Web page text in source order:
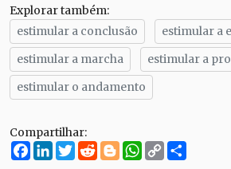
Explorar também:
estimular a conclusão
estimular a
estimular a marcha
estimular a
estimular o andamento
Compartilhar:
Facebook
LinkedIn
Twitter
RedditBloggerWhatsApp
Copy
Link